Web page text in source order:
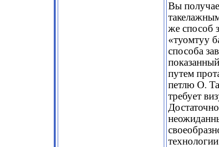
Вы
же способ
«туомтуу
способа
путем
петлю О.
требует